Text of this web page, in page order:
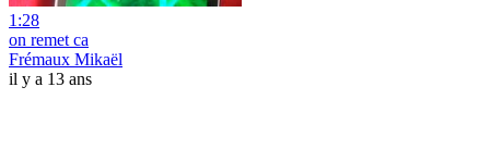
1:28
on remet ca
Frémaux Mikaël
il y a 13 ans